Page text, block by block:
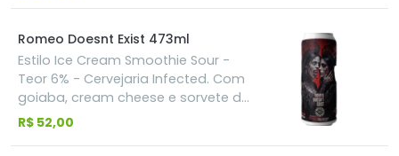
corpo. Seca no final. E carregada de
aroma. Camadas cítricas, tropicais
e resinosas em uma cerveja feita
pra provar que menos álcool não
significa menos impacto.
Romeo Doesnt Exist 473ml
Estilo Ice Cream Smoothie Sour -
Teor 6% - Cervejaria Infected. Com
goiaba, cream cheese e sorvete de
creme, construída para entregar a
R$ 52,00